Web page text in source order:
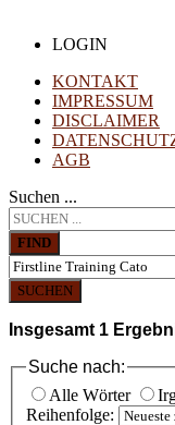
LOGIN
KONTAKT
IMPRESSUM
DISCLAIMER
AGB
Suchen ...
FIND
SUCHEN
Insgesamt 1
Suche nach:
Alle Wörter
Reihenfolge: